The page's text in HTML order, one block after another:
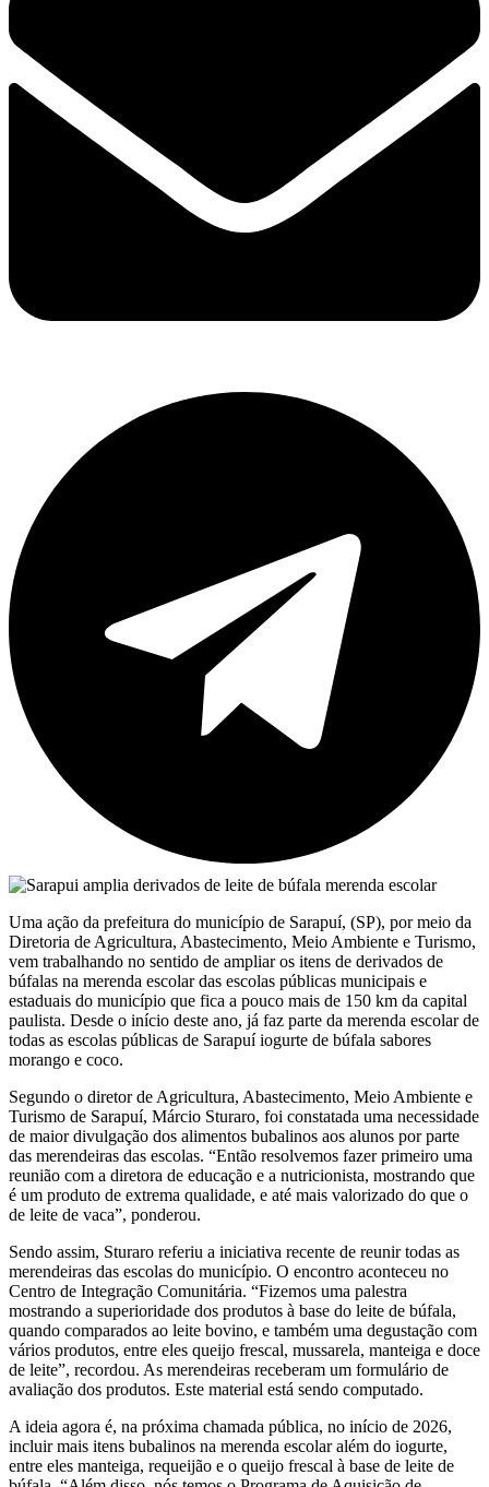
Uma ação da prefeitura do município de Sarapuí, (SP), por meio da
Diretoria de Agricultura, Abastecimento, Meio Ambiente e Turismo,
vem trabalhando no sentido de ampliar os itens de derivados de
búfalas na merenda escolar das escolas públicas municipais e
estaduais do município que fica a pouco mais de 150 km da capital
paulista. Desde o início deste ano, já faz parte da merenda escolar de
todas as escolas públicas de Sarapuí iogurte de búfala sabores
morango e coco.
Segundo o diretor de Agricultura, Abastecimento, Meio Ambiente e
Turismo de Sarapuí, Márcio Sturaro, foi constatada uma necessidade
de maior divulgação dos alimentos bubalinos aos alunos por parte
das merendeiras das escolas. “Então resolvemos fazer primeiro uma
reunião com a diretora de educação e a nutricionista, mostrando que
é um produto de extrema qualidade, e até mais valorizado do que o
de leite de vaca”, ponderou.
Sendo assim, Sturaro referiu a iniciativa recente de reunir todas as
merendeiras das escolas do município. O encontro aconteceu no
Centro de Integração Comunitária. “Fizemos uma palestra
mostrando a superioridade dos produtos à base do leite de búfala,
quando comparados ao leite bovino, e também uma degustação com
vários produtos, entre eles queijo frescal, mussarela, manteiga e doce
de leite”, recordou. As merendeiras receberam um formulário de
avaliação dos produtos. Este material está sendo computado.
A ideia agora é, na próxima chamada pública, no início de 2026,
incluir mais itens bubalinos na merenda escolar além do iogurte,
entre eles manteiga, requeijão e o queijo frescal à base de leite de